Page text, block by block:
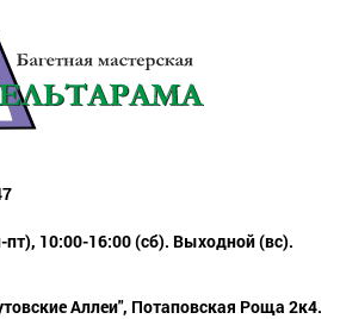
пт), 10:00-16:00 (сб). Выходной (вс).
Аллеи", Потаповская Роща 2к4.